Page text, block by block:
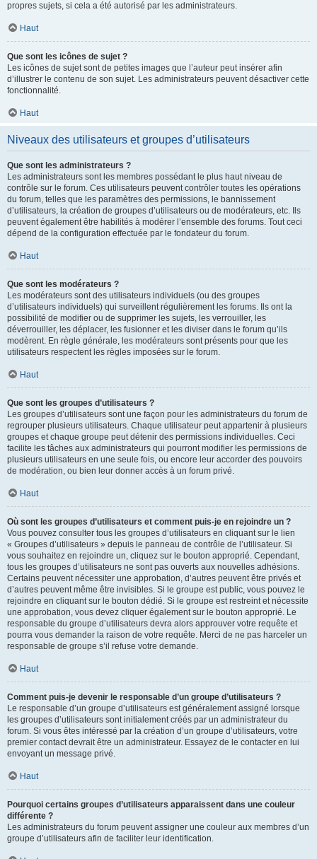
propres sujets, si cela a été autorisé par les administrateurs.
Haut
Que sont les icônes de sujet ?
Les icônes de sujet sont de petites images que l’auteur peut insérer afin
d’illustrer le contenu de son sujet. Les administrateurs peuvent désactiver cette
fonctionnalité.
Haut
Niveaux des utilisateurs et groupes d’utilisateurs
Que sont les administrateurs ?
Les administrateurs sont les membres possédant le plus haut niveau de
contrôle sur le forum. Ces utilisateurs peuvent contrôler toutes les opérations
du forum, telles que les paramètres des permissions, le bannissement
d’utilisateurs, la création de groupes d’utilisateurs ou de modérateurs, etc. Ils
peuvent également être habilités à modérer l’ensemble des forums. Tout ceci
dépend de la configuration effectuée par le fondateur du forum.
Haut
Que sont les modérateurs ?
Les modérateurs sont des utilisateurs individuels (ou des groupes
d’utilisateurs individuels) qui surveillent régulièrement les forums. Ils ont la
possibilité de modifier ou de supprimer les sujets, les verrouiller, les
déverrouiller, les déplacer, les fusionner et les diviser dans le forum qu’ils
modèrent. En règle générale, les modérateurs sont présents pour que les
utilisateurs respectent les règles imposées sur le forum.
Haut
Que sont les groupes d’utilisateurs ?
Les groupes d’utilisateurs sont une façon pour les administrateurs du forum de
regrouper plusieurs utilisateurs. Chaque utilisateur peut appartenir à plusieurs
groupes et chaque groupe peut détenir des permissions individuelles. Ceci
facilite les tâches aux administrateurs qui pourront modifier les permissions de
plusieurs utilisateurs en une seule fois, ou encore leur accorder des pouvoirs
de modération, ou bien leur donner accès à un forum privé.
Haut
Où sont les groupes d’utilisateurs et comment puis-je en rejoindre un ?
Vous pouvez consulter tous les groupes d’utilisateurs en cliquant sur le lien
« Groupes d’utilisateurs » depuis le panneau de contrôle de l’utilisateur. Si
vous souhaitez en rejoindre un, cliquez sur le bouton approprié. Cependant,
tous les groupes d’utilisateurs ne sont pas ouverts aux nouvelles adhésions.
Certains peuvent nécessiter une approbation, d’autres peuvent être privés et
d’autres peuvent même être invisibles. Si le groupe est public, vous pouvez le
rejoindre en cliquant sur le bouton dédié. Si le groupe est restreint et nécessite
une approbation, vous devez cliquer également sur le bouton approprié. Le
responsable du groupe d’utilisateurs devra alors approuver votre requête et
pourra vous demander la raison de votre requête. Merci de ne pas harceler un
responsable de groupe s’il refuse votre demande.
Haut
Comment puis-je devenir le responsable d’un groupe d’utilisateurs ?
Le responsable d’un groupe d’utilisateurs est généralement assigné lorsque
les groupes d’utilisateurs sont initialement créés par un administrateur du
forum. Si vous êtes intéressé par la création d’un groupe d’utilisateurs, votre
premier contact devrait être un administrateur. Essayez de le contacter en lui
envoyant un message privé.
Haut
Pourquoi certains groupes d’utilisateurs apparaissent dans une couleur
différente ?
Les administrateurs du forum peuvent assigner une couleur aux membres d’un
groupe d’utilisateurs afin de faciliter leur identification.